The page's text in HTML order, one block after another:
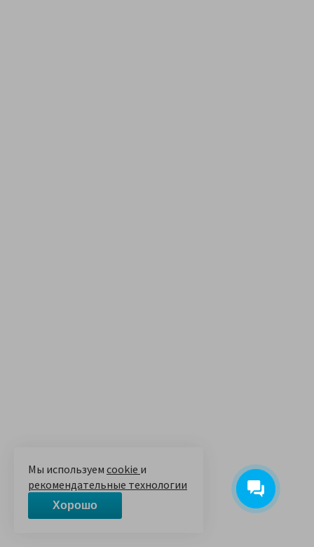
Мы используем cookie и
рекомендательные технологии
Хорошо